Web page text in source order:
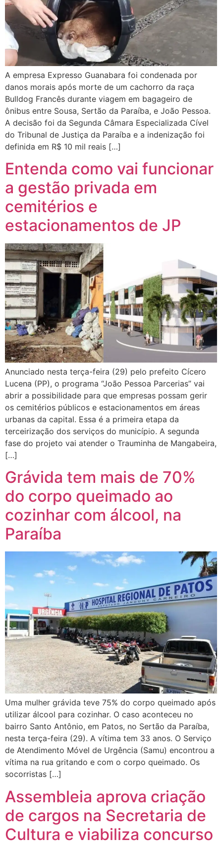
A empresa Expresso Guanabara foi condenada por
danos morais após morte de um cachorro da raça
Bulldog Francês durante viagem em bagageiro de
ônibus entre Sousa, Sertão da Paraíba, e João Pessoa.
A decisão foi da Segunda Câmara Especializada Cível
do Tribunal de Justiça da Paraíba e a indenização foi
definida em R$ 10 mil reais […]
Entenda como vai funcionar
a gestão privada em
cemitérios e
estacionamentos de JP
Anunciado nesta terça-feira (29) pelo prefeito Cícero
Lucena (PP), o programa “João Pessoa Parcerias” vai
abrir a possibilidade para que empresas possam gerir
os cemitérios públicos e estacionamentos em áreas
urbanas da capital. Essa é a primeira etapa da
terceirização dos serviços do município. A segunda
fase do projeto vai atender o Trauminha de Mangabeira,
[…]
Grávida tem mais de 70%
do corpo queimado ao
cozinhar com álcool, na
Paraíba
Uma mulher grávida teve 75% do corpo queimado após
utilizar álcool para cozinhar. O caso aconteceu no
bairro Santo Antônio, em Patos, no Sertão da Paraíba,
nesta terça-feira (29). A vítima tem 33 anos. O Serviço
de Atendimento Móvel de Urgência (Samu) encontrou a
vítima na rua gritando e com o corpo queimado. Os
socorristas […]
Assembleia aprova criação
de cargos na Secretaria de
Cultura e viabiliza concurso